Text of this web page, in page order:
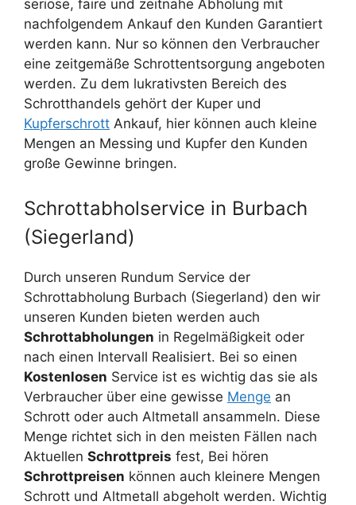
seriöse, faire und zeitnahe Abholung mit
nachfolgendem Ankauf den Kunden Garantiert
werden kann. Nur so können den Verbraucher
eine zeitgemäße Schrottentsorgung angeboten
werden. Zu dem lukrativsten Bereich des
Schrotthandels gehört der Kuper und
Kupferschrott Ankauf, hier können auch kleine
Mengen an Messing und Kupfer den Kunden
große Gewinne bringen.
Schrottabholservice in Burbach
(Siegerland)
Durch unseren Rundum Service der
Schrottabholung Burbach (Siegerland) den wir
unseren Kunden bieten werden auch
Schrottabholungen in Regelmäßigkeit oder
nach einen Intervall Realisiert. Bei so einen
Kostenlosen Service ist es wichtig das sie als
Verbraucher über eine gewisse Menge an
Schrott oder auch Altmetall ansammeln. Diese
Menge richtet sich in den meisten Fällen nach
Aktuellen Schrottpreis fest, Bei hören
Schrottpreisen können auch kleinere Mengen
Schrott und Altmetall abgeholt werden. Wichtig